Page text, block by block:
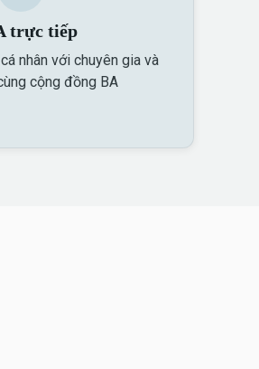
trực tiếp
nhân với chuyên gia và
cộng đồng BA